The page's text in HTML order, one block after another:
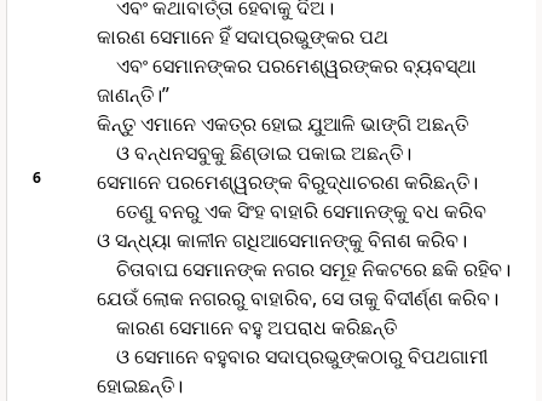
ଏବଂ କଥାବାର୍ତ୍ତା ହେବାକୁ ଦିଅ।
କାରଣ ସେମାନେ ହିଁ ସଦାପ୍ରଭୁଙ୍କର ପଥ
ଏବଂ ସେମାନଙ୍କର ପରମେଶ୍ୱରଙ୍କର ବ୍ୟବସ୍ଥା
ଜାଣନ୍ତି।”
କିନ୍ତୁ ଏମାନେ ଏକତ୍ର ହୋଇ ଯୁଆଳି ଭାଙ୍ଗି ଅଛନ୍ତି
ଓ ବନ୍ଧନସବୁକୁ ଛିଣ୍ଡାଇ ପକାଇ ଅଛନ୍ତି।
6
ସେମାନେ ପରମେଶ୍ୱରଙ୍କ ବିରୁଦ୍ଧାଚରଣ କରିଛନ୍ତି।
ତେଣୁ ବନରୁ ଏକ ସିଂହ ବାହାରି ସେମାନଙ୍କୁ ବଧ କରିବ
ଓ ସନ୍ଧ୍ୟା କାଳୀନ ଗଧିଆସେମାନଙ୍କୁ ବିନାଶ କରିବ।
ଚିତାବାଘ ସେମାନଙ୍କ ନଗର ସମୂହ ନିକଟରେ ଛକି ରହିବ।
ଯେଉଁ ଲୋକ ନଗରରୁ ବାହାରିବ, ସେ ତାକୁ ବିଦୀର୍ଣ୍ଣ କରିବ।
କାରଣ ସେମାନେ ବହୁ ଅପରାଧ କରିଛନ୍ତି
ଓ ସେମାନେ ବହୁବାର ସଦାପ୍ରଭୁଙ୍କଠାରୁ ବିପଥଗାମୀ
ହୋଇଛନ୍ତି।